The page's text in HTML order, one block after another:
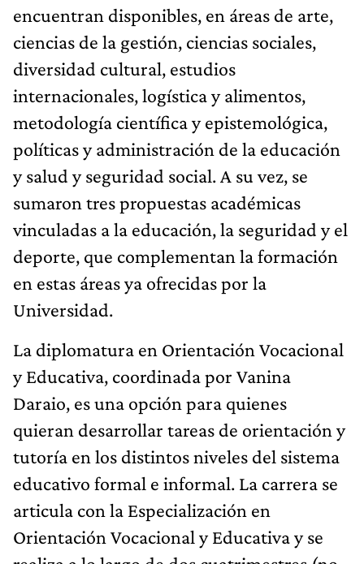
encuentran disponibles, en áreas de arte,
ciencias de la gestión, ciencias sociales,
diversidad cultural, estudios
internacionales, logística y alimentos,
metodología científica y epistemológica,
políticas y administración de la educación
y salud y seguridad social. A su vez, se
sumaron tres propuestas académicas
vinculadas a la educación, la seguridad y el
deporte, que complementan la formación
en estas áreas ya ofrecidas por la
Universidad.
La diplomatura en Orientación Vocacional
y Educativa, coordinada por Vanina
Daraio, es una opción para quienes
quieran desarrollar tareas de orientación y
tutoría en los distintos niveles del sistema
educativo formal e informal. La carrera se
articula con la Especialización en
Orientación Vocacional y Educativa y se